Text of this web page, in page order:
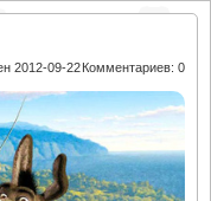
2012-09-22Комментариев: 0